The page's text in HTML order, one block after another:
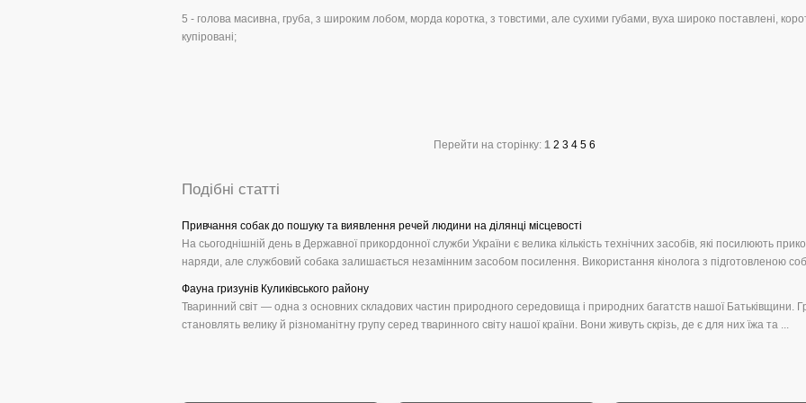
5 - голова масивна, груба, з широким лобом, морда коротка, з товстими, але сухими губами, вуха широко поставлені,
купіровані;
Перейти на сторінку: 1 2 3 4 5 6
Подібні статті
Привчання собак до пошуку та виявлення речей людини на ділянці місцевості
На сьогоднішній день в Державної прикордонної служби України є велика кількість технічних засобів, які посилюють
наряди, але службовий собака залишається незамінним засобом посилення. Використання кінолога з підготовленою
Фауна гризунів Куликівського району
Тваринний світ — одна з основних складових частин природного середовища і природних багатств нашої Батьківщини.
становлять велику й різноманітну групу серед тваринного світу нашої країни. Вони живуть скрізь, де є для них їжа та ...